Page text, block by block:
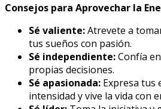
Consejos para Aprovechar la
Sé valiente:Atrevete a
tus sueños con pasión.
Sé independiente:Confía
propias decisiones.
Sé apasionada: Expresa tus
intensidad y vive la vida con